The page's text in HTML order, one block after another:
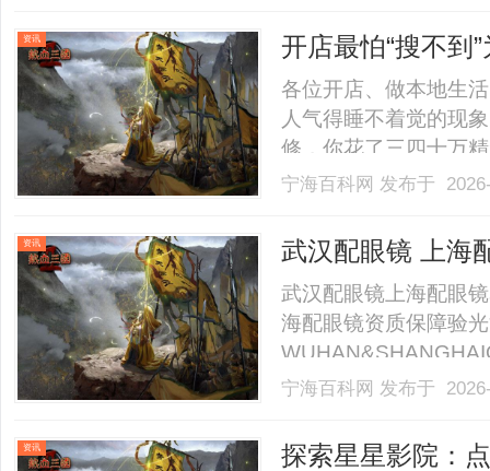
资讯
开店最怕“搜不到
他免费派单？
各位开店、做本地生
人气得睡不着觉的现
修，你花了三四十万
选的都是好料、用的
个团购套餐都没上，
同.........
宁海百科网 发布于
资讯 武汉配眼镜 上海
武汉配眼镜上海配眼
海配眼镜资质保障验
业验光配镜的写字楼
40%-60%优惠，兼顾
宁海百科网 发布于
资讯 探索星星影院：